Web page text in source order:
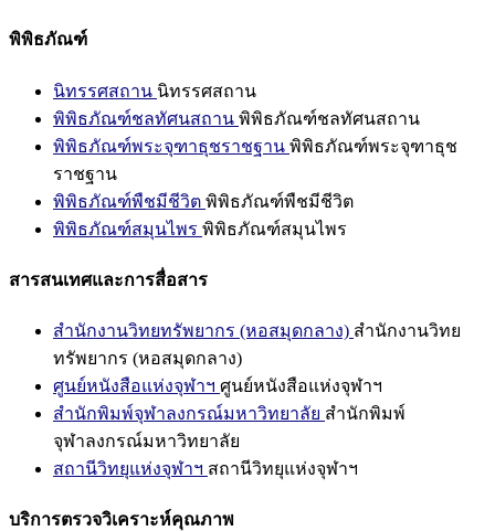
พิพิธภัณฑ์
นิทรรศสถาน นิทรรศสถาน
พิพิธภัณฑ์ชลทัศนสถาน พิพิธภัณฑ์ชลทัศนสถาน
พิพิธภัณฑ์พระจุฑาธุชราชฐาน พิพิธภัณฑ์พระจุฑาธุช
ราชฐาน
พิพิธภัณฑ์พืชมีชีวิต พิพิธภัณฑ์พืชมีชีวิต
พิพิธภัณฑ์สมุนไพร พิพิธภัณฑ์สมุนไพร
สารสนเทศและการสื่อสาร
สำนักงานวิทยทรัพยากร (หอสมุดกลาง) สำนักงานวิทย
ทรัพยากร (หอสมุดกลาง)
ศูนย์หนังสือแห่งจุฬาฯ ศูนย์หนังสือแห่งจุฬาฯ
สำนักพิมพ์จุฬาลงกรณ์มหาวิทยาลัย สำนักพิมพ์
จุฬาลงกรณ์มหาวิทยาลัย
สถานีวิทยุแห่งจุฬาฯ สถานีวิทยุแห่งจุฬาฯ
บริการตรวจวิเคราะห์คุณภาพ